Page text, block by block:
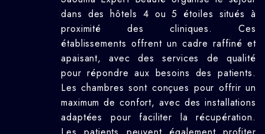
dans des hôtels 4 ou 5 étoiles situés à
proximité des cliniques. Ces
établissements offrent un cadre raffiné et
apaisant, avec des services de qualité
pour répondre aux besoins des patients.
Les chambres sont conçues pour offrir un
maximum de confort, avec des installations
adaptées pour faciliter la récupération.